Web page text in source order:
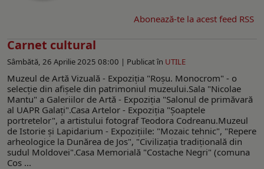
Abonează-te la acest feed RSS
Carnet cultural
Sâmbătă, 26 Aprilie 2025 08:00 | Publicat în UTILE
Muzeul de Artă Vizuală - Expoziţia "Roşu. Monocrom" - o
selecţie din afişele din patrimoniul muzeului.Sala "Nicolae
Mantu" a Galeriilor de Artă - Expoziţia "Salonul de primăvară
al UAPR Galaţi".Casa Artelor - Expoziţia "Şoaptele
portretelor", a artistului fotograf Teodora Codreanu.Muzeul
de Istorie şi Lapidarium - Expoziţiile: "Mozaic tehnic", "Repere
arheologice la Dunărea de Jos", "Civilizația tradițională din
sudul Moldovei".Casa Memorială "Costache Negri" (comuna
Cos ...